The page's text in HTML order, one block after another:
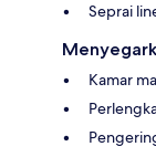
Seprai
Kamar